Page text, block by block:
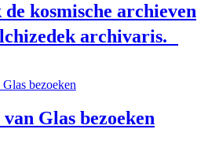
kosmische archieven
archivaris.
Glas bezoeken